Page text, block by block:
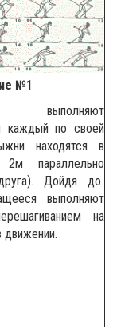
№1
выполняют
каждый по своей
находятся в
2м параллельно
Дойдя до
выполняют
на
движении.